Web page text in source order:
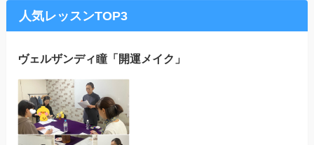
人気レッスンTOP3
ヴェルザンディ瞳「開運メイク」